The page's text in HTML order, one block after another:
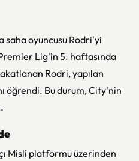
oyuncusu Rodri'yi
Lig'in 5. haftasında
Rodri, yapılan
öğrendi. Bu durum, City'nin
Misli platformu üzerinden